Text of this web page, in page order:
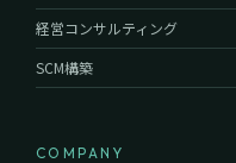
経営コンサルティング
SCM構築
COMPANY